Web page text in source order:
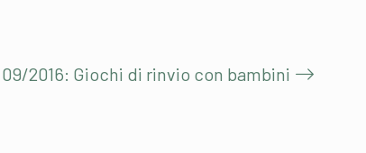
2016: Giochi di rinvio con bambini